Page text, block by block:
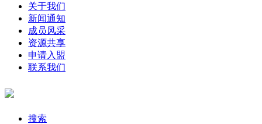
关于我们
新闻通知
成员风采
资源共享
申请入盟
联系我们
搜索